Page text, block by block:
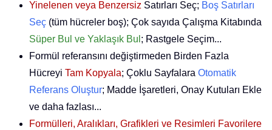
Yinelenen veya Benzersiz Satırları Seç; Boş Satırları
Seç (tüm hücreler boş); Çok sayıda Çalışma Kitabında
Süper Bul ve Yaklaşık Bul ; Rastgele Seçim...
Formül referansını değiştirmeden Birden Fazla
Hücreyi Tam Kopyala; Çoklu Sayfalara Otomatik
Referans Oluştur; Madde İşaretleri, Onay Kutuları Ekle
ve daha fazlası...
Formülleri, Aralıkları, Grafikleri ve Resimleri Favorilere